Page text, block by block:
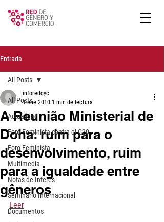
Entrada
All Posts
Actualidad
Foro Feminista contra el G20
Foro Feminista
Multimedia
Notas de Interes
Seminario Internacional
Documentos
All Posts
A Reunião Ministerial de
Doha: ruim para o
desenvolvimento, ruim
para a igualdade entre
gêneros
inforedgyc
1 ene 2010 1 min de lectura
Leer